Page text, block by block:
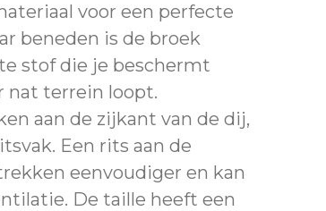
voor een perfecte
beneden is de broek
stof die je beschermt
nat terrein loopt.
aan de zijkant van de dij,
Een rits aan de
eenvoudiger en kan
De taille heeft een